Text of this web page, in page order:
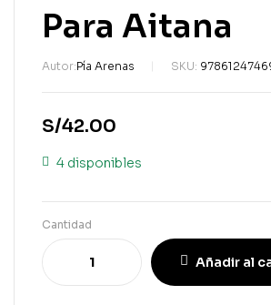
Para Aitana
Autor:Pía Arenas SKU:
S/42.00
4 disponibles
Cantidad
Añadir al